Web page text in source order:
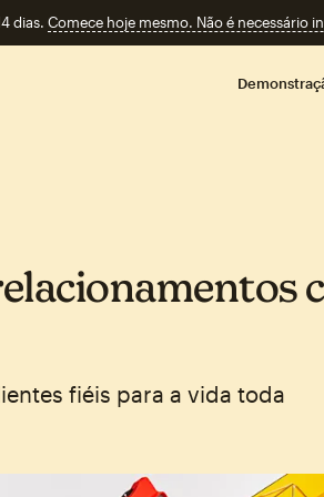
dias. Comece hoje mesmo. Não é necessário
fiéis para a vida toda